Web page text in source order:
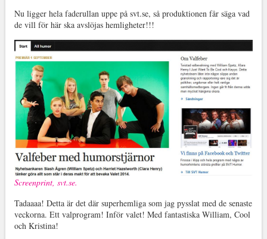
Nu ligger hela faderullan uppe på svt.se, så produktionen får säga vad
de vill för här ska avslöjas hemligheter!!!
Screenprint, svt.se.
Tadaaaa! Detta är det där superhemliga som jag pysslat med de senaste
veckorna. Ett valprogram! Inför valet! Med fantastiska William, Cool
och Kristina!